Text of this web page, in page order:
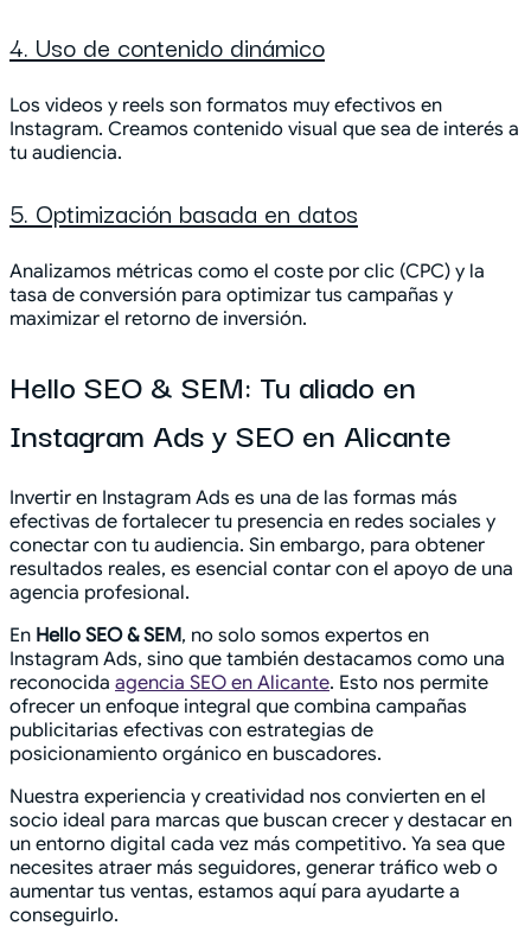
4. Uso de contenido dinámico
Los videos y reels son formatos muy efectivos en
Instagram. Creamos contenido visual que sea de interés a
tu audiencia.
5. Optimización basada en datos
Analizamos métricas como el coste por clic (CPC) y la
tasa de conversión para optimizar tus campañas y
maximizar el retorno de inversión.
Hello SEO & SEM: Tu aliado en
Instagram Ads y SEO en Alicante
Invertir en Instagram Ads es una de las formas más
efectivas de fortalecer tu presencia en redes sociales y
conectar con tu audiencia. Sin embargo, para obtener
resultados reales, es esencial contar con el apoyo de una
agencia profesional.
En Hello SEO & SEM, no solo somos expertos en
Instagram Ads, sino que también destacamos como una
reconocida agencia SEO en Alicante. Esto nos permite
ofrecer un enfoque integral que combina campañas
publicitarias efectivas con estrategias de
posicionamiento orgánico en buscadores.
Nuestra experiencia y creatividad nos convierten en el
socio ideal para marcas que buscan crecer y destacar en
un entorno digital cada vez más competitivo. Ya sea que
necesites atraer más seguidores, generar tráfico web o
aumentar tus ventas, estamos aquí para ayudarte a
conseguirlo.